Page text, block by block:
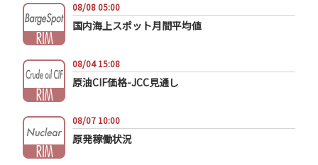
08/08 05:00
国内海上スポット月間平均値
08/04 15:08
原油CIF価格-JCC見通し
08/07 10:00
原発稼働状況